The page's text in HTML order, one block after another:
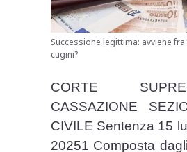
Successione legittima: avviene
cugini?
CORTE
CASSAZIONE
CIVILE Sentenza 15
20251 Composta